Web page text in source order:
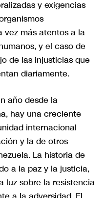
y exigencias
vez más atentos a la
y el caso de
de las injusticias que
diariamente.
año desde la
hay una creciente
internacional
y la de otros
La historia de
a la paz y la justicia,
luz sobre la resistencia